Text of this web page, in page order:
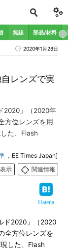
無線 部品/材料
2020年1月28日
レンズで実
2020」（2020年
方位レンズを用
た、Flash
，EE Times Japan]
示
関連情報
Hatena
ド2020」（2020
全方位レンズを
した、Flash